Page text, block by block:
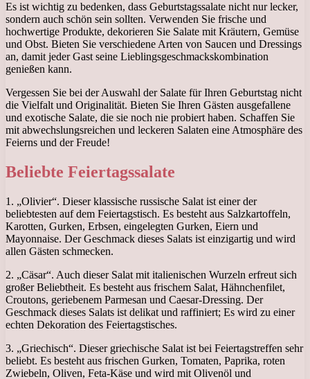
Es ist wichtig zu bedenken, dass Geburtstagssalate nicht nur lecker,
sondern auch schön sein sollten. Verwenden Sie frische und
hochwertige Produkte, dekorieren Sie Salate mit Kräutern, Gemüse
und Obst. Bieten Sie verschiedene Arten von Saucen und Dressings
an, damit jeder Gast seine Lieblingsgeschmackskombination
genießen kann.
Vergessen Sie bei der Auswahl der Salate für Ihren Geburtstag nicht
die Vielfalt und Originalität. Bieten Sie Ihren Gästen ausgefallene
und exotische Salate, die sie noch nie probiert haben. Schaffen Sie
mit abwechslungsreichen und leckeren Salaten eine Atmosphäre des
Feierns und der Freude!
Beliebte Feiertagssalate
1. „Olivier“. Dieser klassische russische Salat ist einer der
beliebtesten auf dem Feiertagstisch. Es besteht aus Salzkartoffeln,
Karotten, Gurken, Erbsen, eingelegten Gurken, Eiern und
Mayonnaise. Der Geschmack dieses Salats ist einzigartig und wird
allen Gästen schmecken.
2. „Cäsar“. Auch dieser Salat mit italienischen Wurzeln erfreut sich
großer Beliebtheit. Es besteht aus frischem Salat, Hähnchenfilet,
Croutons, geriebenem Parmesan und Caesar-Dressing. Der
Geschmack dieses Salats ist delikat und raffiniert; Es wird zu einer
echten Dekoration des Feiertagstisches.
3. „Griechisch“. Dieser griechische Salat ist bei Feiertagstreffen sehr
beliebt. Es besteht aus frischen Gurken, Tomaten, Paprika, roten
Zwiebeln, Oliven, Feta-Käse und wird mit Olivenöl und